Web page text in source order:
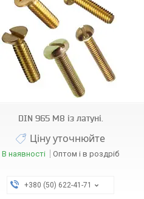
DIN 965 М8 із латуні.
Ціну уточнюйте
В наявності Оптом і в роздріб
+380 (50) 622-41-71